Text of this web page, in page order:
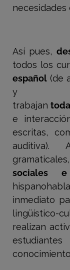
necesidades
Así pues,
todos los
español (de
trabajan
e
escritas,
auditiva).
sociales
inmediato
lingüístico-
realizan